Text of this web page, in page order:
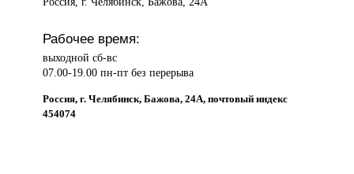
Рабочее время:
выходной сб-вс
07.00-19.00 пн-пт без перерыва
Россия, г. Челябинск, Бажова, 24А, почтовый индекс
454074